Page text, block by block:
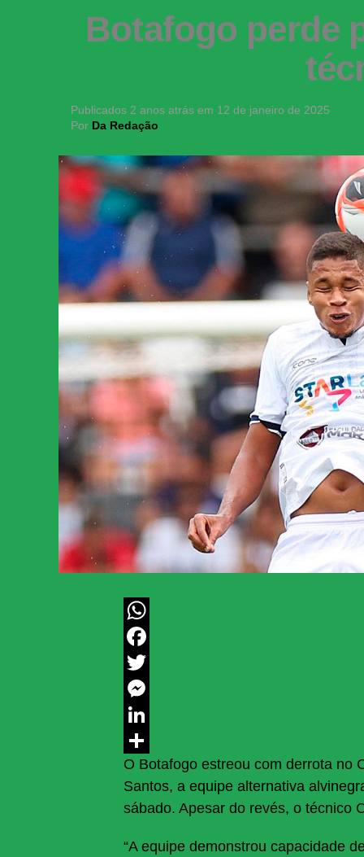
Botafogo perde
Publicados 2 anos atrás em 12 de janeiro de 2025
Por Da Redação
WhatsApp
Facebook
Twitter
Messenger
LinkedIn
Share
O Botafogo estreou com derrota no
Santos, a equipe alternativa
sábado. Apesar do revés, o técnico
“A equipe demonstrou capacidade